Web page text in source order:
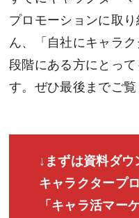
プロモーションに取
ん、「自社にキャラ
段階にある方にとっ
す。ぜひ最後までご覧
↓まずは資料ダウ
キャラクタープ
「キャラ活マー